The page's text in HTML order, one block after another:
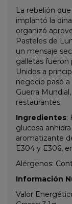
La rebelión
implantó la
organizó
Pasteles de
un mensaje
galletas fueron
Unidos a
negocio pasó
Guerra
restaurantes.
Ingredientes:
glucosa
aromatizante
E304 y E306,
Alérgenos:
Información
Valor